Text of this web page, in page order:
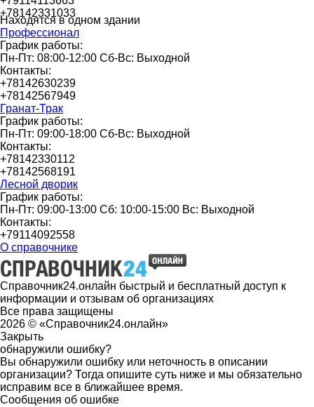
+78142331033
Находятся в одном здании
Профессионал
График работы:
Пн-Пт: 08:00-12:00 Сб-Вс: Выходной
Контакты:
+78142630239
+78142567949
Гранат-Трак
График работы:
Пн-Пт: 09:00-18:00 Сб-Вс: Выходной
Контакты:
+78142330112
+78142568191
Лесной дворик
График работы:
Пн-Пт: 09:00-13:00 Сб: 10:00-15:00 Вс: Выходной
Контакты:
+79114092558
О справочнике
Справочник24.онлайн быстрый и бесплатный доступ к
информации и отзывам об организациях
Все права защищены
2026 © «Справочник24.онлайн»
Закрыть
обнаружили ошибку?
Вы обнаружили ошибку или неточность в описании
организации? Тогда опишите суть ниже и мы обязательно
исправим все в ближайшее время.
Сообщения об ошибке